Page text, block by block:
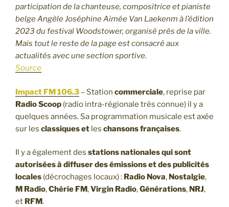
participation de la chanteuse, compositrice et pianiste
belge Angèle Joséphine Aimée Van Laekenm à l’édition
2023 du festival Woodstower, organisé près de la ville.
Mais tout le reste de la page est consacré aux
actualités avec une section sportive.
Source
Impact FM 106.3 – Station commerciale, reprise par
Radio Scoop (radio intra-régionale très connue) il y a
quelques années. Sa programmation musicale est axée
sur les classiques et les chansons françaises.
Il y a également des stations nationales qui sont
autorisées à diffuser des émissions et des publicités
locales (décrochages locaux) : Radio Nova, Nostalgie,
M Radio,Chérie FM,Virgin Radio,Générations, NRJ,
et RFM.